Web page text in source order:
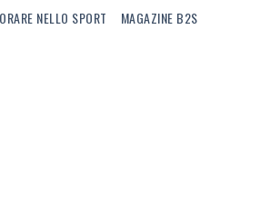
NELLO SPORT MAGAZINE B2S